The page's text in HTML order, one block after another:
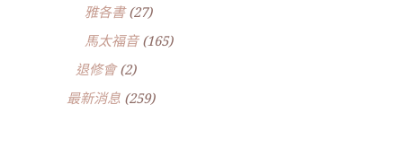
雅各書(27)
馬太福音(165)
退修會(2)
最新消息 (259)